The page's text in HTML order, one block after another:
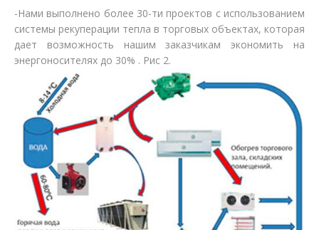
-Нами выполнено более 30-ти проектов с использованием
системы рекуперации тепла в торговых объектах, которая
дает возможность нашим заказчикам экономить на
энергоносителях до 30% . Рис 2.